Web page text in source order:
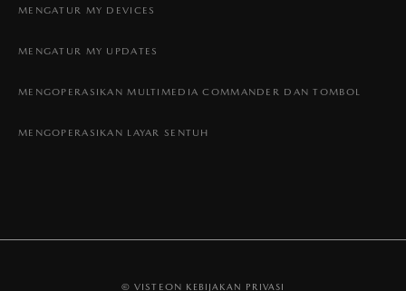
MENGATUR MY DEVICES
MENGATUR MY UPDATES
MENGOPERASIKAN MULTIMEDIA COMMANDER DAN TOMBOL
MENGOPERASIKAN LAYAR SENTUH
© VISTEON KEBIJAKAN PRIVASI